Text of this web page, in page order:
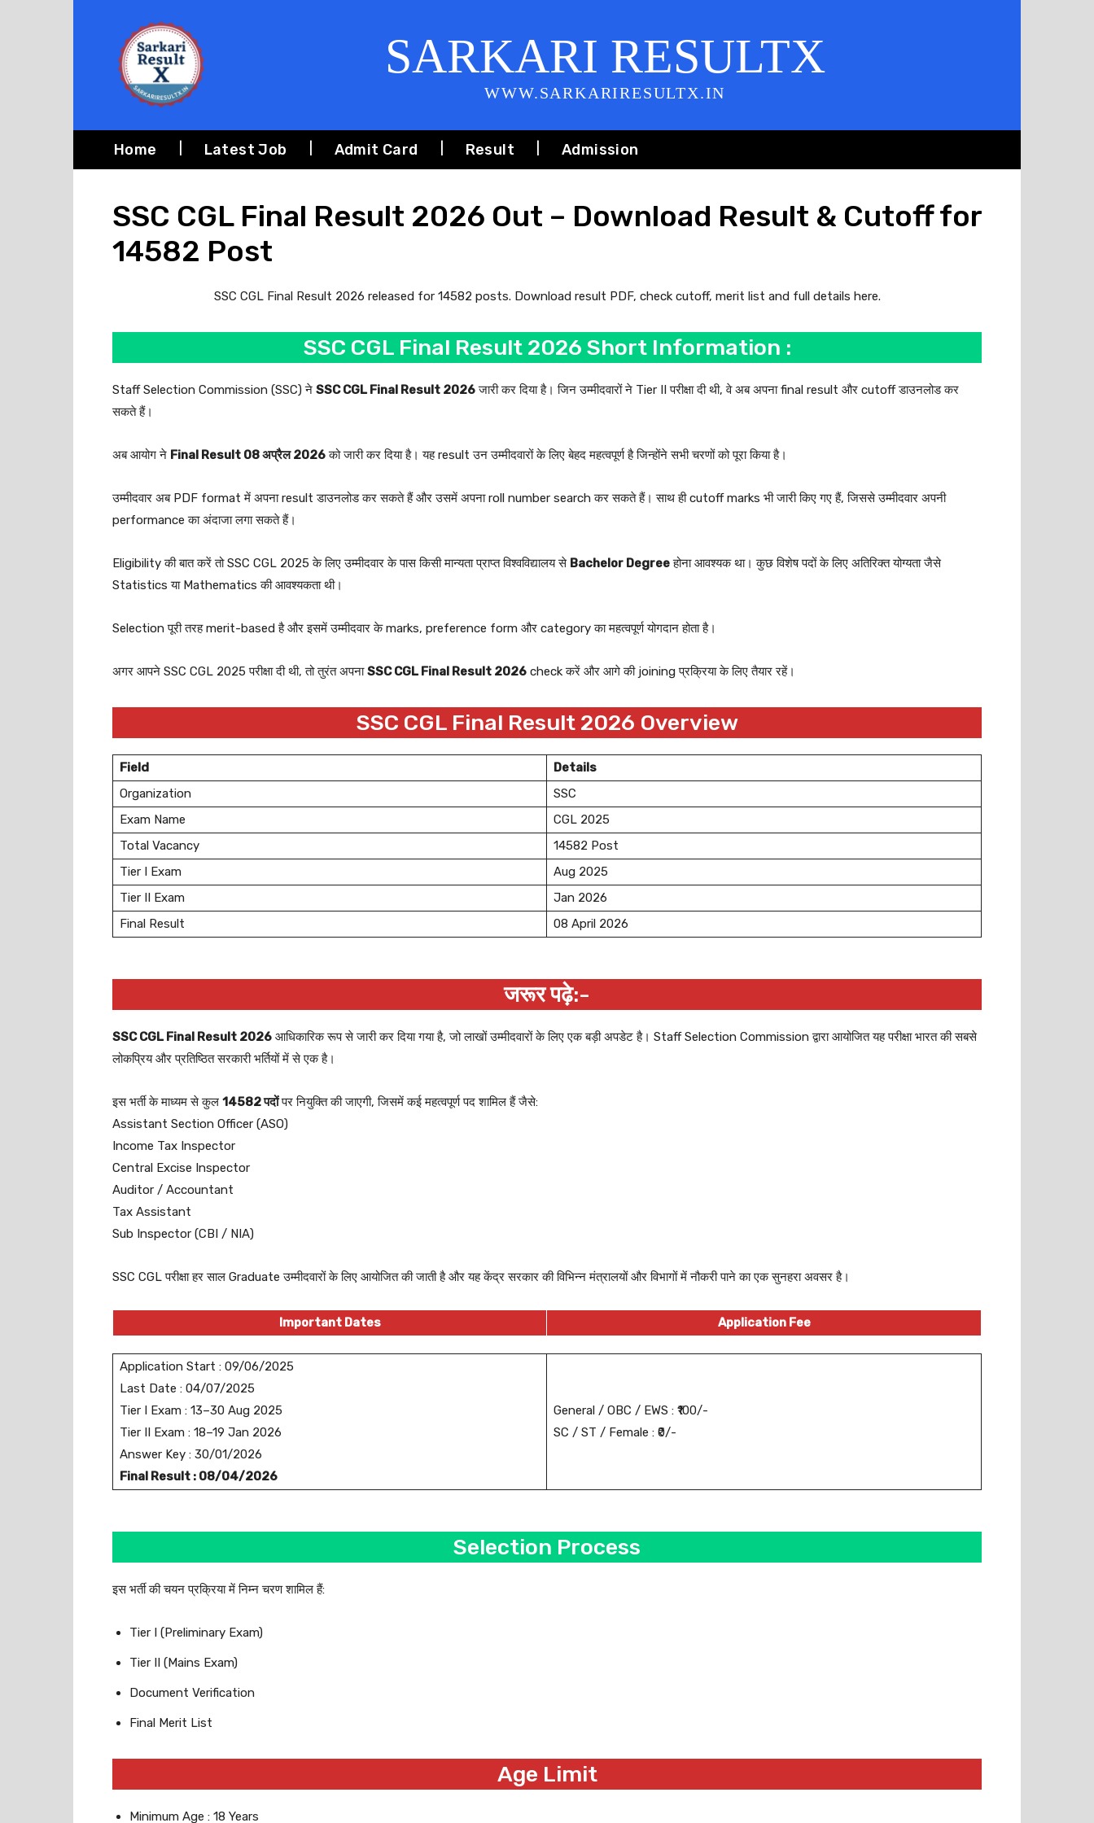
SARKARI RESULTX
WWW.SARKARIRESULTX.IN
Home Latest Job Admit Card Result Admission
SSC CGL Final Result 2026 Out – Download Result & Cutoff for
14582 Post
SSC CGL Final Result 2026 released for 14582 posts. Download result PDF, check cutoff, merit list and full details here.
SSC CGL Final Result 2026 Short Information :
Staff Selection Commission (SSC) ने SSC CGL Final Result 2026जारी कर दिया है। जिन उम्मीदवारों ने Tier II परीक्षा दी थी, वे अब अपना final result और cutoff डाउनलोड कर
सकते हैं।
अब आयोग ने Final Result 08 अप्रैल 2026को जारी कर दिया है। यह result उन उम्मीदवारों के लिए बेहद महत्वपूर्ण है जिन्होंने सभी चरणों को पूरा किया है।
उम्मीदवार अब PDF format में अपना result डाउनलोड कर सकते हैं और उसमें अपना roll number search कर सकते हैं। साथ ही cutoff marks भी जारी किए गए हैं, जिससे उम्मीदवार अपनी
performance का अंदाजा लगा सकते हैं।
Eligibility की बात करें तो SSC CGL 2025 के लिए उम्मीदवार के पास किसी मान्यता प्राप्त विश्वविद्यालय से Bachelor Degreeहोना आवश्यक था। कुछ विशेष पदों के लिए अतिरिक्त योग्यता जैसे
Statistics या Mathematics की आवश्यकता थी।
Selection पूरी तरह merit-based है और इसमें उम्मीदवार के marks, preference form और category का महत्वपूर्ण योगदान होता है।
अगर आपने SSC CGL 2025 परीक्षा दी थी, तो तुरंत अपनाSSC CGL Final Result 2026 check करें और आगे की joining प्रक्रिया के लिए तैयार रहें।
SSC CGL Final Result 2026 Overview
Field
Details
Organization
SSC
Exam Name
CGL 2025
Total Vacancy
14582 Post
Tier I Exam
Aug 2025
Tier II Exam
Jan 2026
Final Result
08 April 2026
जरूर पढ़े:-
SSC CGL Final Result 2026 आधिकारिक रूप से जारी कर दिया गया है, जो लाखों उम्मीदवारों के लिए एक बड़ी अपडेट है। Staff Selection Commission द्वारा आयोजित यह परीक्षा भारत की सबसे
लोकप्रिय और प्रतिष्ठित सरकारी भर्तियों में से एक है।
इस भर्ती के माध्यम से कुल 14582 पदोंपर नियुक्ति की जाएगी, जिसमें कई महत्वपूर्ण पद शामिल हैं जैसे:
Assistant Section Officer (ASO)
Income Tax Inspector
Central Excise Inspector
Auditor / Accountant
Tax Assistant
Sub Inspector (CBI / NIA)
SSC CGL परीक्षा हर साल Graduate उम्मीदवारों के लिए आयोजित की जाती है और यह केंद्र सरकार की विभिन्न मंत्रालयों और विभागों में नौकरी पाने का एक सुनहरा अवसर है।
Important Dates Application Fee
Application Start : 09/06/2025
Last Date : 04/07/2025
Tier I Exam : 13–30 Aug 2025
Tier II Exam : 18–19 Jan 2026
Answer Key : 30/01/2026
Final Result : 08/04/2026
General / OBC / EWS : ₹100/-
SC / ST / Female : ₹0/-
Selection Process
इस भर्ती की चयन प्रक्रिया में निम्न चरण शामिल हैं:
Tier I (Preliminary Exam)
Tier II (Mains Exam)
Document Verification
Final Merit List
Age Limit
Minimum Age : 18 Years